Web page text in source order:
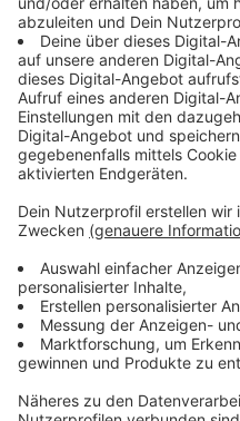
teilen."
Anzeige
Kreise des Lebens
Anzeige
Das Konzept hinter
beschreibt es als eine
Lebensphasen: "Wir alle
Kindheit über die Jugend
Erwachsenenalter. Es
mit Moderator Hendrik